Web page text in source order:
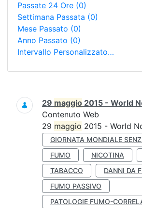
Passate 24 Ore (0)
Settimana Passata (0)
Mese Passato (0)
Anno Passato (0)
Intervallo Personalizzato…
Ricerca
29 maggio 2015 - World
Contenuto Web
29 maggio 2015 - World
GIORNATA MONDIALE
FUMO
NICOTINA
TABACCO
DANNI DA
FUMO PASSIVO
PATOLOGIE FUMO-